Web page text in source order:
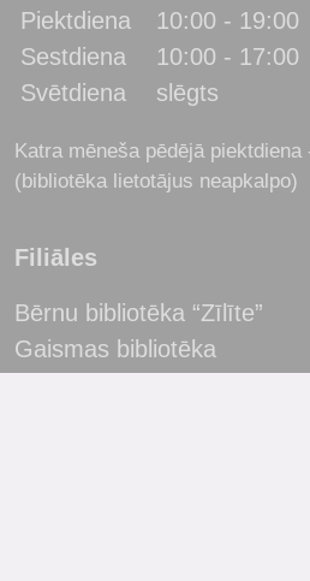
Piektdiena
10:00 - 19:00
Sestdiena
10:00 - 17:00
Svētdiena
slēgts
Katra mēneša pēdējā
(bibliotēka lietotājus neapkalpo)
Filiāles
Bērnu bibliotēka “Zīlīte”
Gaismas bibliotēka